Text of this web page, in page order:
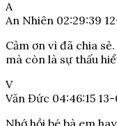
A
An Nhiên 02:29:39
Cảm ơn vì đã chia
mà còn là sự thấu
V
Văn Đức 04:46:15
Nhớ hồi bé bà em